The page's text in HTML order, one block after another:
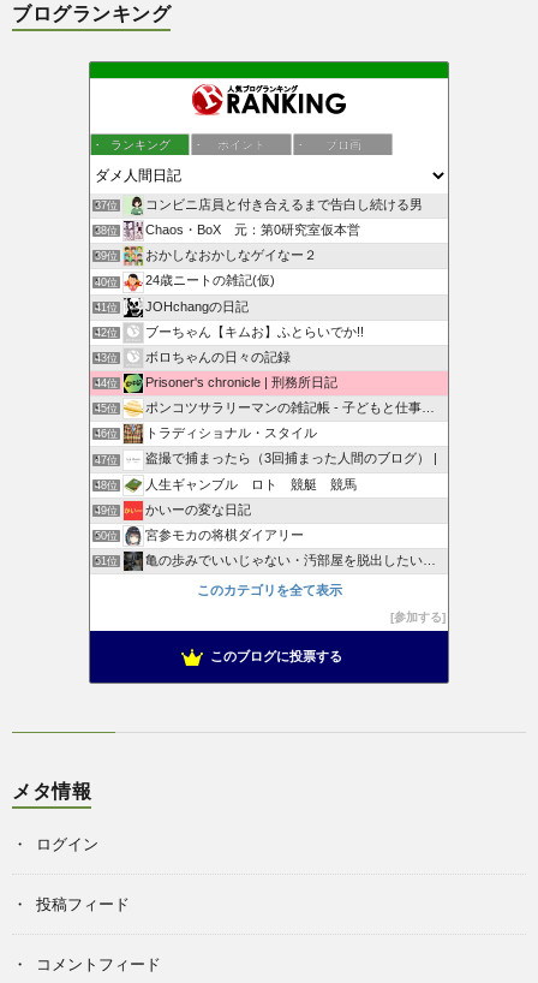
ブログランキング
ランキング ポイント ブロ画
37位 コンビニ店員と付き合えるまで告白し続ける男
38位 Chaos・BoX 元：第0研究室仮本営
39位 おかしなおかしなゲイなー２
40位 24歳ニートの雑記(仮)
41位 JOHchangの日記
42位 ブーちゃん【キムお】ふとらいでか!!
43位 ボロちゃんの日々の記録
44位 Prisoner's chronicle | 刑務所日記
45位 ポンコツサラリーマンの雑記帳 - 子どもと仕事と趣味の雑記帳
46位 トラディショナル・スタイル
47位 盗撮で捕まったら（3回捕まった人間のブログ） |
48位 人生ギャンブル ロト 競艇 競馬
49位 かいーの変な日記
50位 宮参モカの将棋ダイアリー
51位 亀の歩みでいいじゃない・汚部屋を脱出したいんだ
このカテゴリを全て表示
参加する
このブログに投票する
メタ情報
ログイン
投稿フィード
コメントフィード